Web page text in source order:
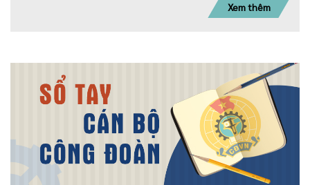
Xem thêm